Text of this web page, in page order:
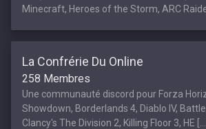
Minecraft, Heroes of the Storm, ARC
La Confrérie Du Online
258 Membres
Une communauté discord pour Forza
Showdown, Borderlands 4, Diablo IV,
Clancy's The Division 2, Killing Floor 3, HE [...]